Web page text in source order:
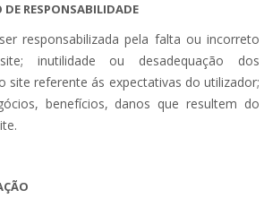
RESPONSABILIDADE
responsabilizada pela falta ou incorreto
inutilidade ou desadequação dos
site referente ás expectativas do utilizador;
benefícios, danos que resultem do